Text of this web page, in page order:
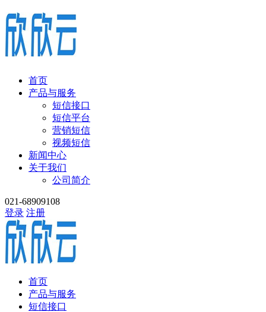
首页
产品与服务
短信接口
短信平台
营销短信
视频短信
新闻中心
关于我们
公司简介
021-68909108
登录 注册
首页
产品与服务
短信接口